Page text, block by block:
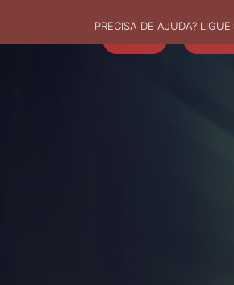
PRECISA DE AJUDA? LIGUE: